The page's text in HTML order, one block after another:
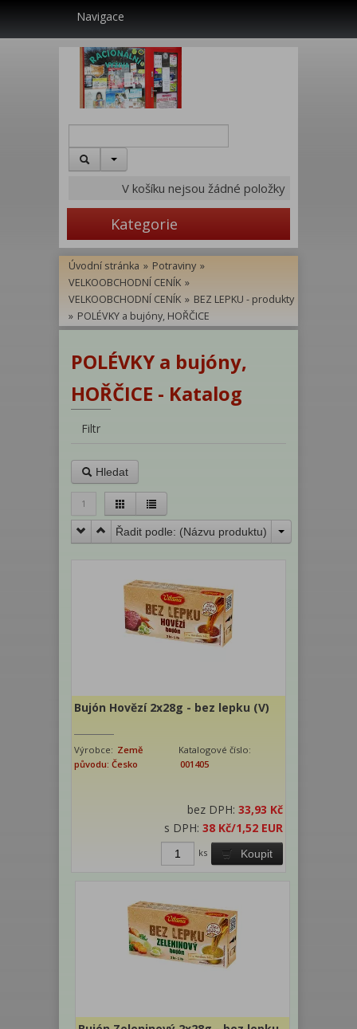
Navigace
V košíku nejsou žádné položky
Kategorie
Úvodní stránka » Potraviny »
VELKOOBCHODNÍ CENÍK »
VELKOOBCHODNÍ CENÍK » BEZ LEPKU - produkty
» POLÉVKY a bujóny, HOŘČICE
POLÉVKY a bujóny,
HOŘČICE - Katalog
Filtr
Hledat
1
Řadit podle: (Názvu produktu)
Bujón Hovězí 2x28g - bez lepku (V)
Výrobce: Země
původu: Česko
Katalogové číslo:
001405
bez DPH: 33,93 Kč
s DPH: 38 Kč/1,52 EUR
Koupit
ks